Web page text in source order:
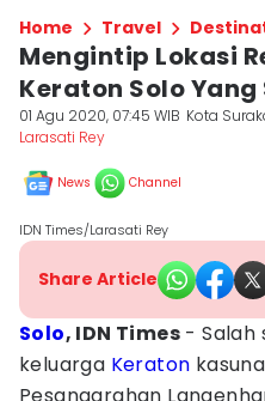
Home Travel
Mengintip Lokasi
Keraton Solo
01 Agu 2020, 07:45 WIB Kota
Larasati Rey
News Channel
IDN Times/Larasati Rey
Share Article
Solo, IDN Times - Salah
keluarga Keraton